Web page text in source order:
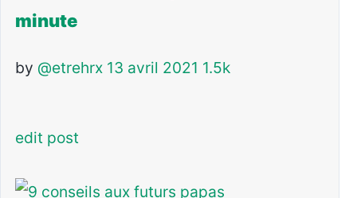
minute
by @etrehrx 13 avril 2021 1.5k
edit post